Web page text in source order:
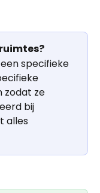
specifieke
zodat ze
bij
alles